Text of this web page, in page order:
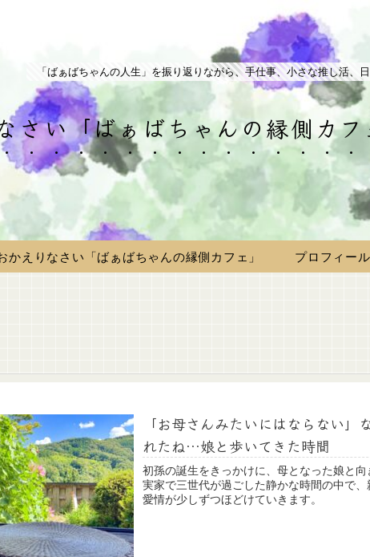
「ばぁばちゃんの人生」を振り返りながら、手仕事、小さな推し活、
さい「ばぁばちゃんの縁側カ
かえりなさい「ばぁばちゃんの縁側カフェ」 プロフィール
「お母さんみたいにはならない」
れたね…娘と歩いてきた時間
初孫の誕生をきっかけに、母となった娘と向
実家で三世代が過ごした静かな時間の中で、
愛情が少しずつほどけていきます。